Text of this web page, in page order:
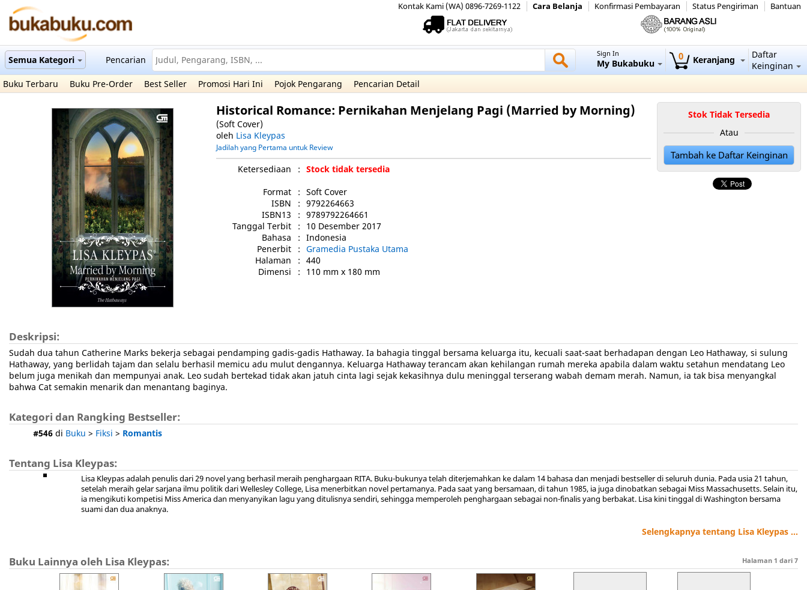
Kontak Kami (WA) 0896-7269-1122 Cara Belanja Konfirmasi Pembayaran Status Pengiriman Bantuan
Semua Kategori
Daftar
Keinginan
Pencarian 0 Keranjang
Sign In
My Bukabuku
Buku Terbaru
Buku Pre-Order Best Seller Promosi Hari Ini Pojok Pengarang Pencarian Detail
Stok Tidak Tersedia
Atau
Tambah ke Daftar Keinginan
Historical Romance: Pernikahan Menjelang Pagi (Married by Morning)
(Soft Cover)
oleh Lisa Kleypas
Jadilah yang Pertama untuk Review
Ketersediaan : Stock tidak tersedia
Format
: Soft Cover
ISBN
: 9792264663
ISBN13
: 9789792264661
Tanggal Terbit
:
10 Desember 2017
Bahasa
: Indonesia
Penerbit
: Gramedia Pustaka Utama
Halaman
: 440
Dimensi
: 110 mm x 180 mm
Deskripsi:
Sudah dua tahun Catherine Marks bekerja sebagai pendamping gadis-gadis Hathaway. Ia bahagia tinggal bersama keluarga itu, kecuali saat-saat berhadapan dengan Leo Hathaway, si sulung
Hathaway, yang berlidah tajam dan selalu berhasil memicu adu mulut dengannya. Keluarga Hathaway terancam akan kehilangan rumah mereka apabila dalam waktu setahun mendatang Leo
belum juga menikah dan mempunyai anak. Leo sudah bertekad tidak akan jatuh cinta lagi sejak kekasihnya dulu meninggal terserang wabah demam merah. Namun, ia tak bisa menyangkal
bahwa Cat semakin menarik dan menantang baginya.
Kategori dan Rangking Bestseller:
#546 di Buku > Fiksi > Romantis
Tentang Lisa Kleypas:
Lisa Kleypas adalah penulis dari 29 novel yang berhasil meraih penghargaan RITA. Buku-bukunya telah diterjemahkan ke dalam 14 bahasa dan menjadi bestseller di seluruh dunia. Pada usia 21 tahun,
setelah meraih gelar sarjana ilmu politik dari Wellesley College, Lisa menerbitkan novel pertamanya. Pada saat yang bersamaan, di tahun 1985, ia juga dinobatkan sebagai Miss Massachusetts. Selain itu,
ia mengikuti kompetisi Miss America dan menyanyikan lagu yang ditulisnya sendiri, sehingga memperoleh penghargaan sebagai non-finalis yang berbakat. Lisa kini tinggal di Washington bersama
suami dan dua anaknya.
Selengkapnya tentang Lisa Kleypas ...
Buku Lainnya oleh Lisa Kleypas: Halaman 1 dari 7